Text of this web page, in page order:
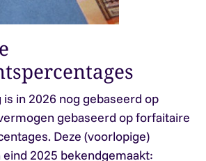
in 2026 nog gebaseerd op
gebaseerd op forfaitaire
Deze (voorlopige)
2025 bekendgemaakt: